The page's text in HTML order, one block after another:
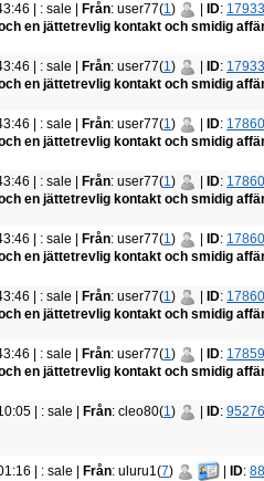
| : sale | Från: user77(1) ID:
en jättetrevlig kontakt och smidig
| : sale | Från: user77(1) ID:
en jättetrevlig kontakt och smidig
| : sale | Från: user77(1) ID:
en jättetrevlig kontakt och smidig
| : sale | Från: user77(1) ID:
en jättetrevlig kontakt och smidig
| : sale | Från: user77(1) ID:
en jättetrevlig kontakt och smidig
| : sale | Från: user77(1) ID:
en jättetrevlig kontakt och smidig
| : sale | Från: user77(1) ID:
en jättetrevlig kontakt och smidig
| : sale | Från: cleo80(1) ID:
| : sale | Från: uluru1(7) ID: